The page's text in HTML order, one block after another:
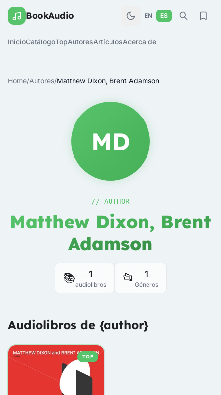
BookAudio EN ES
InicioCatálogoTopAutoresArtículosAcerca de
Home/Autores/Matthew Dixon, Brent Adamson
MD
// AUTHOR
Matthew Dixon, Brent
Adamson
📚 1
audiolibros 📂 1
Géneros
Audiolibros de {author}
TOP